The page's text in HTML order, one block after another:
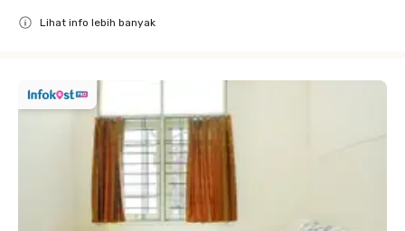
Lihat info lebih banyak